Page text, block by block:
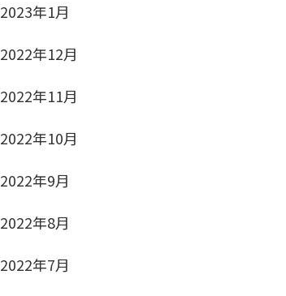
2023年1月
2022年12月
2022年11月
2022年10月
2022年9月
2022年8月
2022年7月